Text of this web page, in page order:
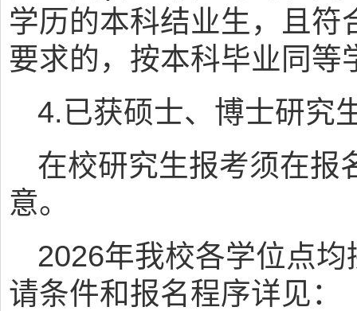
学历的本科结业生，且符
要求的，按本科毕业同等
4.已获硕士、博士研究
在校研究生报考须在报
意。
2026年我校各学位点
请条件和报名程序详见：